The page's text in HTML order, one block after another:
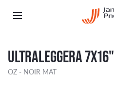
ULTRALEGGERA 7X16"
OZ - NOIR MAT